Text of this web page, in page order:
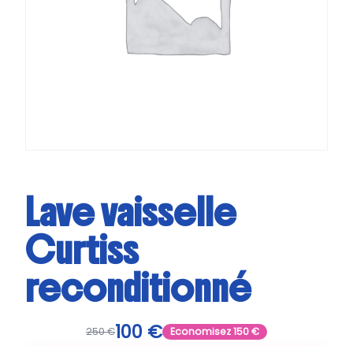
Lave vaisselle
Curtiss
reconditionné
250€100 € Economisez150€